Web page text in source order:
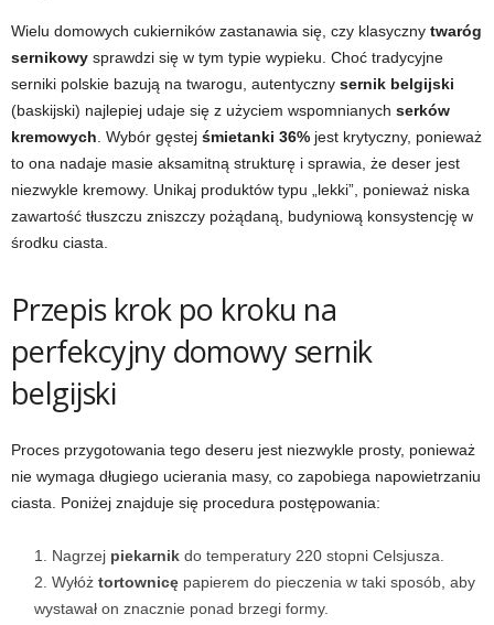
Wielu domowych cukierników zastanawia się, czy klasyczny twaróg
sernikowy sprawdzi się w tym typie wypieku. Choć tradycyjne
serniki polskie bazują na twarogu, autentyczny sernik belgijski
(baskijski) najlepiej udaje się z użyciem wspomnianych serków
kremowych . Wybór gęstej śmietanki 36% jest krytyczny, ponieważ
to ona nadaje masie aksamitną strukturę i sprawia, że deser jest
niezwykle kremowy. Unikaj produktów typu „lekki”, ponieważ niska
zawartość tłuszczu zniszczy pożądaną, budyniową konsystencję w
środku ciasta.
Przepis krok po kroku na
perfekcyjny domowy sernik
belgijski
Proces przygotowania tego deseru jest niezwykle prosty, ponieważ
nie wymaga długiego ucierania masy, co zapobiega napowietrzaniu
ciasta. Poniżej znajduje się procedura postępowania:
Nagrzej piekarnik do temperatury 220 stopni Celsjusza.
Wyłóż tortownicę papierem do pieczenia w taki sposób, aby
wystawał on znacznie ponad brzegi formy.